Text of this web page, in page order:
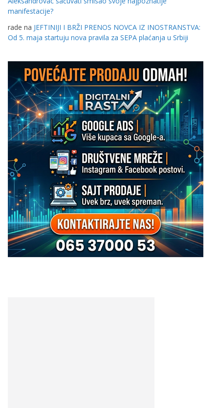
manifestacije?
rade na JEFTINIJI I BRŽI PRENOS NOVCA IZ INOSTRANSTVA:
Od 5. maja startuju nova pravila za SEPA plaćanja u Srbiji